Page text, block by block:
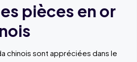
pièces en or
chinois sont appréciées dans le